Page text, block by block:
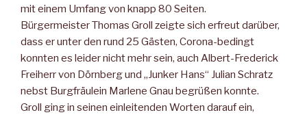
mit einem Umfang von knapp 80 Seiten.
Bürgermeister Thomas Groll zeigte sich erfreut darüber,
dass er unter den rund 25 Gästen, Corona-bedingt
konnten es leider nicht mehr sein, auch Albert-Frederick
Freiherr von Dörnberg und „Junker Hans“ Julian Schratz
nebst Burgfräulein Marlene Gnau begrüßen konnte.
Groll ging in seinen einleitenden Worten darauf ein,